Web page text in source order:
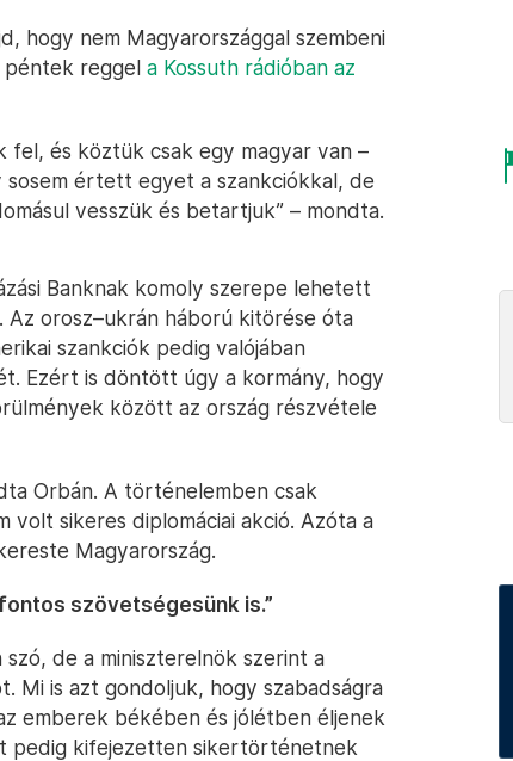
hogy nem Magyarországgal szembeni
péntek reggel a Kossuth rádióban az
fel, és köztük csak egy magyar van –
értett egyet a szankciókkal, de
vesszük és betartjuk” – mondta.
Banknak komoly szerepe lehetett
Az orosz–ukrán háború kitörése óta
szankciók pedig valójában
Ezért is döntött úgy a kormány, hogy
között az ország részvétele
Orbán. A történelemben csak
volt sikeres diplomáciai akció. Azóta a
Magyarország.
szövetségesünk is.”
de a miniszterelnök szerint a
Mi is azt gondoljuk, hogy szabadságra
emberek békében és jólétben éljenek
pedig kifejezetten sikertörténetnek